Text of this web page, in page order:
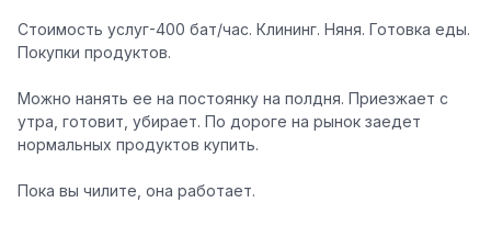
Стоимость услуг-400 бат/час. Клининг. Няня. Готовка еды.
Покупки продуктов.
Можно нанять ее на постоянку на полдня. Приезжает с
утра, готовит, убирает. По дороге на рынок заедет
нормальных продуктов купить.
Пока вы чилите, она работает.